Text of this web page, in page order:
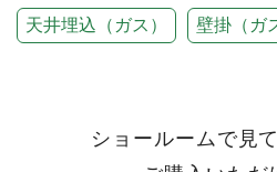
天井埋込（ガス） 壁掛（ガ
ショールームで見